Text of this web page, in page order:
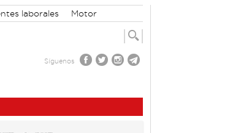
laborales
Motor
Síguenos